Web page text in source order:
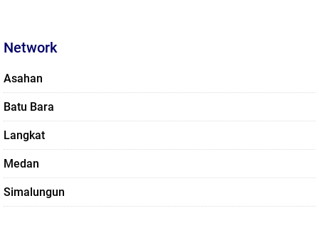
Network
Asahan
Batu Bara
Langkat
Medan
Simalungun